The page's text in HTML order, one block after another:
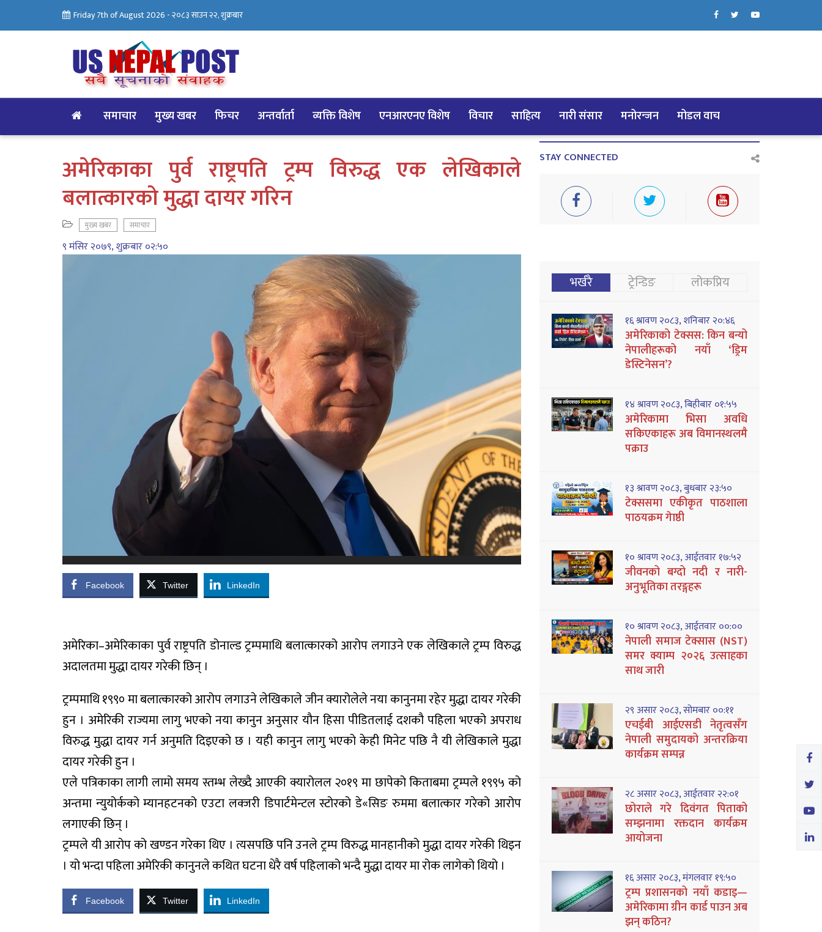
Friday 7th of August 2026 -२०८३ साउन २२, शुक्रबार
समाचार मुख्य खबर फिचर अन्तर्वार्ता व्यक्ति विशेष एनआरएनए विशेष विचार साहित्य नारी संसार मनोरन्जन मोडल वाच
अमेरिकाका पुर्व राष्ट्रपति ट्रम्प विरुद्ध एक लेखिकाले
बलात्कारको मुद्धा दायर गरिन
मुख्य खबर समाचार
९ मंसिर २०७९, शुक्रबार ०२:५०
Facebook Twitter LinkedIn
अमेरिका–अमेरिकाका पुर्व राष्ट्रपति डोनाल्ड ट्रम्पमाथि बलात्कारको आरोप लगाउने एक लेखिकाले ट्रम्प विरुद्ध
अदालतमा मुद्धा दायर गरेकी छिन् ।
ट्रम्पमाथि १९९० मा बलात्कारको आरोप लगाउने लेखिकाले जीन क्यारोलेले नया कानुनमा रहेर मुद्धा दायर गरेकी
हुन । अमेरिकी राज्यमा लागु भएको नया कानुन अनुसार यौन हिसा पीडितलाई दशकौ पहिला भएको अपराध
विरुद्ध मुद्धा दायर गर्न अनुमति दिइएको छ । यही कानुन लागु भएको केही मिनेट पछि नै यी लेखिकाले मुद्धा
दायर गरेकी हुन ।
एले पत्रिकाका लागी लामो समय स्तम्भ लेख्दै आएकी क्यारोलल २०१९ मा छापेको किताबमा ट्रम्पले १९९५ को
अन्तमा न्युयोर्कको म्यानहटनको एउटा लक्जरी डिपार्टमेन्टल स्टोरको डे«सिङ रुममा बलात्कार गरेको आरोप
लगाएकी छिन् ।
ट्रम्पले यी आरोप को खण्डन गरेका थिए । त्यसपछि पनि उनले ट्रम्प विरुद्ध मानहानीको मुद्धा दायर गरेकी थिइन
। यो भन्दा पहिला अमेरिकी कानुनले कथित घटना धेरै वर्ष पहिलाको भन्दै मुद्धा दायर मा रोक लागेको थियो ।
Facebook Twitter LinkedIn
STAY CONNECTED
भर्खरै ट्रेन्डिङ लोकप्रिय
१६ श्रावण २०८३, शनिबार २०:४६
अमेरिकाको टेक्सस: किन बन्यो
नेपालीहरूको नयाँ ‘ड्रिम
डेस्टिनेसन’?
१४ श्रावण २०८३, बिहीबार ०१:५५
अमेरिकामा भिसा अवधि
सकिएकाहरू अब विमानस्थलमै
पक्राउ
१३ श्रावण २०८३, बुधबार २३:५०
टेक्ससमा एकीकृत पाठशाला
पाठयक्रम गेाष्ठी
१० श्रावण २०८३, आईतवार १७:५२
जीवनको बग्दो नदी र नारी-
अनुभूतिका तरङ्गहरू
१० श्रावण २०८३, आईतवार ००:००
नेपाली समाज टेक्सास (NST)
समर क्याम्प २०२६ उत्साहका
साथ जारी
२९ असार २०८३, सोमबार ००:११
एचईबी आईएसडी नेतृत्वसँग
नेपाली समुदायको अन्तरक्रिया
कार्यक्रम सम्पन्न
२८ असार २०८३, आईतवार २२:०१
छोराले गरे दिवंगत पिताको
सम्झनामा रक्तदान कार्यक्रम
आयोजना
१६ असार २०८३, मंगलवार १९:५०
ट्रम्प प्रशासनको नयाँ कडाइ—
अमेरिकामा ग्रीन कार्ड पाउन अब
झन् कठिन?